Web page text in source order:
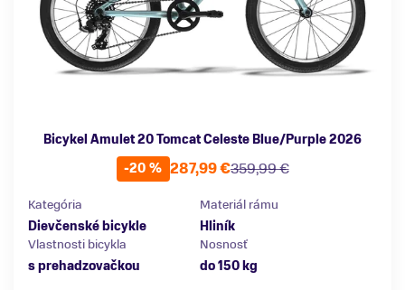
Bicykel Amulet 20 Tomcat Celeste Blue/Purple 2026
-20 %
359,99 €
287,99 €
Kategória
Dievčenské bicykle
Materiál rámu
Hliník
Vlastnosti bicykla
s prehadzovačkou
Nosnosť
do 150 kg